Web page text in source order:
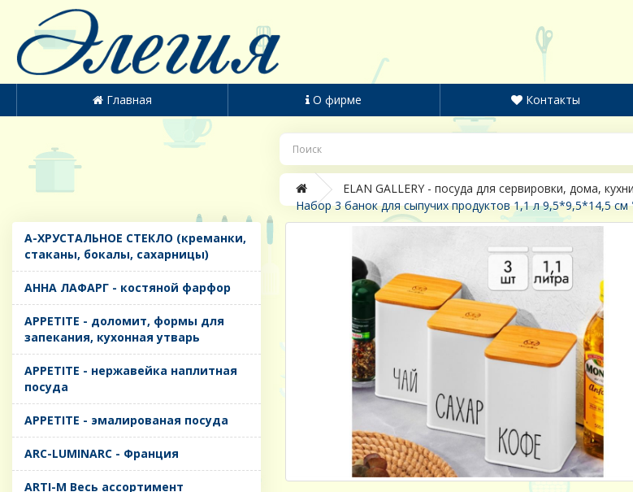
Главная О фирме Контакты
ELAN GALLERY - посуда для сервировки, дома, кухни
Набор 3 банок для сыпучих продуктов 1,1 л 9,5*9,5*14,5
A-ХРУСТАЛЬНОЕ СТЕКЛО (креманки,
стаканы, бокалы, сахарницы)
AHHA ЛАФАРГ - костяной фарфор
APPETITE - доломит, формы для
запекания, кухонная утварь
APPETITE - нержавейка наплитная
посуда
APPETITE - эмалированая посуда
ARC-LUMINARC - Франция
ARTI-M Весь ассортимент